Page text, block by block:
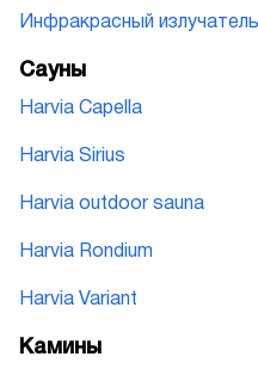
Инфракрасный
Сауны
Harvia Capella
Harvia Sirius
Harvia outdoor sauna
Harvia Rondium
Harvia Variant
Камины